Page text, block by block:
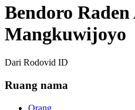
Bendoro Raden
Mangkuwijoyo
Dari Rodovid ID
Ruang nama
Orang